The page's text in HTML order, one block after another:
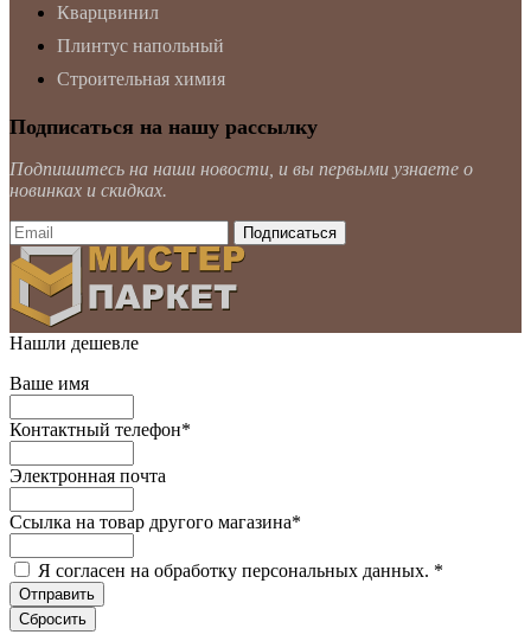
Кварцвинил
Плинтус напольный
Строительная химия
Подписаться на нашу рассылку
Подпишитесь на наши новости, и вы первыми узнаете о
новинках и скидках.
Нашли дешевле
Ваше имя
Контактный телефон*
Электронная почта
Ссылка на товар другого магазина*
Я согласен на обработку персональных данных. *